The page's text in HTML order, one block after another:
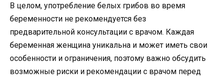
В целом, употребление белых грибов во время
беременности не рекомендуется без
предварительной консультации с врачом. Каждая
беременная женщина уникальна и может иметь свои
особенности и ограничения, поэтому важно обсудить
возможные риски и рекомендации с врачом перед